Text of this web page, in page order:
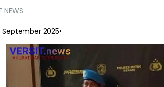
NEWS
September 2025•